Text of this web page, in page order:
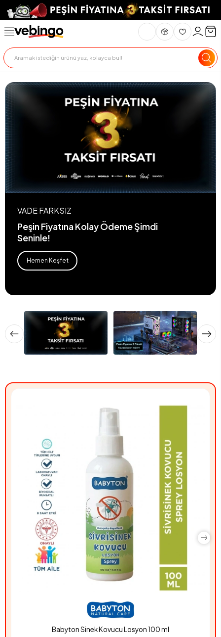
VADE FARKSIZ
Peşin Fiyatına Kolay Ödeme Şimdi
Seninle!
Hemen Keşfet
Babyton Sinek Kovucu Losyon 100 ml